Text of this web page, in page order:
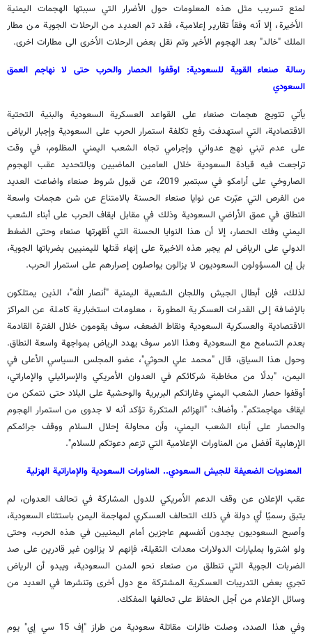
لمنع تسريب مثل هذه المعلومات حول الأضرار التي سببتها الهجمات اليمنية
الأخيرة، إلا أنه وفقاً تقارير إعلامية، فقد تم العديد من الرحلات الجوية من مطار
الملك "خالد" بعد الهجوم الأخير وتم نقل بعض الرحلات الأخرى الى مطارات اخرى.
رسالة صنعاء القوية للسعودية: اوقفوا الحصار والحرب حتى لا نهاجم العمق
السعودي
يأتي تتويج هجمات صنعاء على القواعد العسكرية السعودية والبنية التحتية
الاقتصادية، التي استهدفت رفع تكلفة استمرار الحرب على السعودية وإجبار الرياض
على عدم تبني نهج عدواني وإجرامي تجاه الشعب اليمني المظلوم، في وقت
تراجعت فيه قيادة السعودية خلال العامين الماضيين وبالتحديد عقب الهجوم
الصاروخي على أرامكو في سبتمبر 2019، عن قبول شروط صنعاء واضاعت العديد
من الفرص التي عبّرت عن نوايا صنعاء الحسنة بالامتناع عن شن هجمات واسعة
النطاق في عمق الأراضي السعودية وذلك في مقابل ايقاف الحرب على أبناء الشعب
اليمني وفك الحصار، إلا أن هذا النوايا الحسنة التي أظهرتها صنعاء وحتى الضغط
الدولي على الرياض لم يجبر هذه الاخيرة على إنهاء قتلها لليمنيين بضرباتها الجوية،
بل إن المسؤولون السعوديون لا يزالون يواصلون إصرارهم على استمرار الحرب.
لذلك، فإن أبطال الجيش واللجان الشعبية اليمنية "أنصار الله"، الذين يمتلكون
بالإضافة إلى القدرات العسكرية المطورة ، معلومات استخبارية كاملة عن المراكز
الاقتصادية والعسكرية السعودية ونقاط الضعف، سوف يقومون خلال الفترة القادمة
بعدم التسامح مع السعودية وهذا الامر سوف يهدد الرياض بمواجهة واسعة النطاق.
وحول هذا السياق، قال "محمد علي الحوثي"، عضو المجلس السياسي الأعلى في
اليمن، "بدلًا من مخاطبة شركائكم في العدوان الأمريكي والإسرائيلي والإماراتي،
أوقفوا حصار الشعب اليمني وغاراتكم البربرية والوحشية على البلاد حتى نتمكن من
ايقاف مهاجمتكم". وأضاف: "الهزائم المتكررة تؤكد أنه لا جدوى من استمرار الهجوم
والحصار على أبناء الشعب اليمني، وأن محاولة إحلال السلام ووقف جرائمكم
الإرهابية أفضل من المناورات الإعلامية التي تزعم دعوتكم للسلام".
المعنويات الضعيفة للجيش السعودي.. المناورات السعودية والإماراتية الهزلية
عقب الإعلان عن وقف الدعم الأمريكي للدول المشاركة في تحالف العدوان، لم
يتبق رسميًا أي دولة في ذلك التحالف العسكري لمهاجمة اليمن باستثناء السعودية،
وأصبح السعوديون يجدون أنفسهم عاجزين أمام اليمنيين في هذه الحرب، وحتى
ولو اشتروا بمليارات الدولارات معدات الثقيلة، فإنهم لا يزالون غير قادرين على صد
الضربات الجوية التي تنطلق من صنعاء نحو المدن السعودية، ويبدو أن الرياض
تجري بعض التدريبات العسكرية المشتركة مع دول أخرى وتنشرها في العديد من
وسائل الإعلام من أجل الحفاظ على تحالفها المفكك.
وفي هذا الصدد، وصلت طائرات مقاتلة سعودية من طراز "إف 15 سي إي" يوم